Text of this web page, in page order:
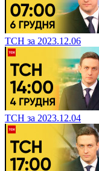
ТСН за 2023.12.06
ТСН за 2023.12.04